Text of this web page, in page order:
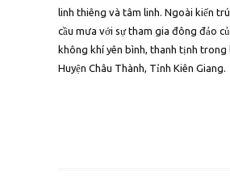
linh thiêng và tâm linh. Ngoài kiến
cầu mưa với sự tham gia đông đảo
không khí yên bình, thanh tịnh trong
Huyện Châu Thành, Tỉnh Kiên Giang.